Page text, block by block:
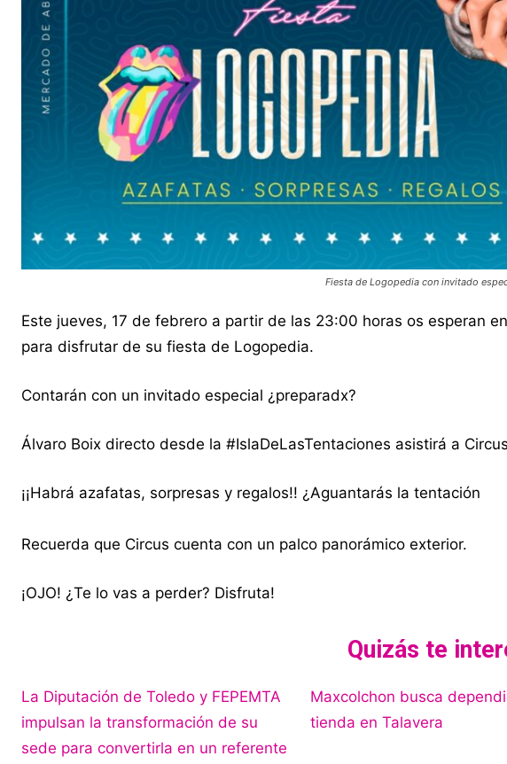
Fiesta de Logopedia con invitado
Este jueves, 17 de febrero a partir de las 23:00 horas os esperan
para disfrutar de su fiesta de Logopedia.
Contarán con un invitado especial ¿preparadx?
Álvaro Boix directo desde la #IslaDeLasTentaciones asistirá a
¡¡Habrá azafatas, sorpresas y regalos!! ¿Aguantarás la tentación
Recuerda que Circus cuenta con un palco panorámico exterior.
¡OJO! ¿Te lo vas a perder? Disfruta!
Quizás te
La Diputación de Toledo y FEPEMTA
impulsan la transformación de su
sede para convertirla en un referente
Maxcolchon busca
tienda en Talavera